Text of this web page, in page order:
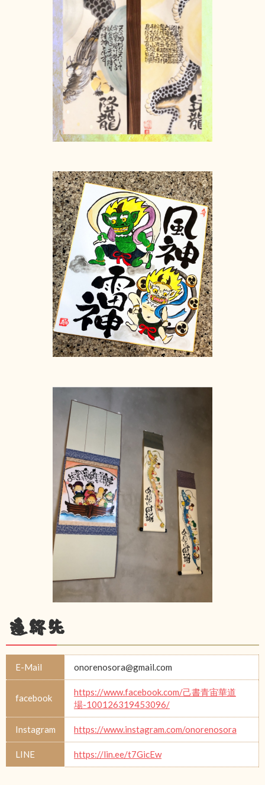
連絡先
E-Mail onorenosora@gmail.com
facebook
https://www.facebook.com/己書青宙華道
場-100126319453096/
Instagram https://www.instagram.com/onorenosora
LINE https://lin.ee/t7GicEw